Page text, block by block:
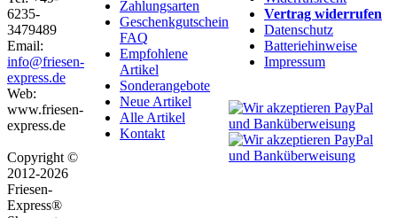
6235-
3479489
Email:
info@friesen-
express.de
Web:
www.friesen-
express.de
Copyright ©
2012-2026
Friesen-
Express®
Zahlungsarten
Geschenkgutschein
FAQ
Empfohlene
Artikel
Sonderangebote
Neue Artikel
Alle Artikel
Kontakt
Vertrag widerrufen
Datenschutz
Batteriehinweise
Impressum